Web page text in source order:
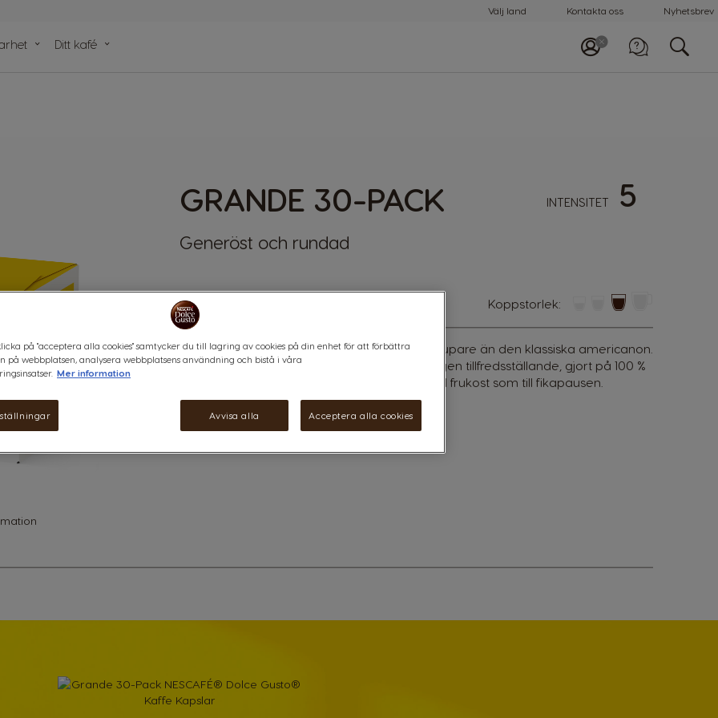
Välj land Kontakta oss Nyhetsbrev
Ditt kafé
GRANDE 30-PACK
Generöst och rundad
INTENSITET 5
KAPSLAR: koppstorlek:
Grande-kaffets extra intensitet gör den lite djupare än den klassiska americanon.
Kaffet i vår Grande-kapsel är slätt och onekligen tillfredsställande, gjort på 100 %
mellanrostade Arabica-bönor – lika perfekt till frukost som till fikapausen.
på "acceptera alla cookies" samtycker du till lagring av cookies på din enhet för att förbättra
på webbplatsen, analysera webbplatsens användning och bistå i våra
Mer information
Avvisa alla Acceptera alla cookies